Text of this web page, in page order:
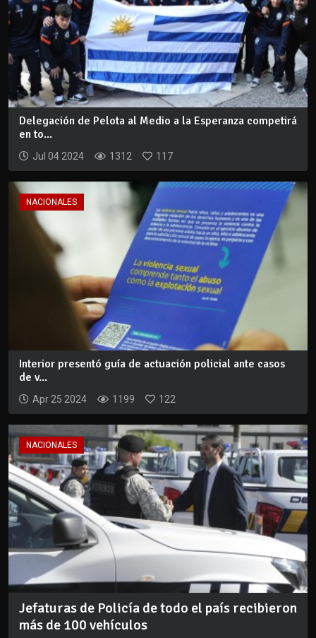
Delegación de Pelota al Medio a la Esperanza competirá
en to...
Jul 04 2024 1312 117
NACIONALES
Interior presentó guía de actuación policial ante casos
de v...
Apr 25 2024 1199 122
NACIONALES
Jefaturas de Policía de todo el país recibieron
más de 100 vehículos